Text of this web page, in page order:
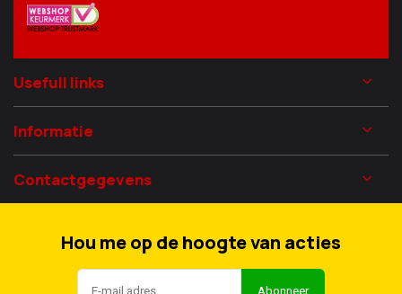
Usefull links
Informatie
Contactgegevens
Hou me op de hoogte van acties